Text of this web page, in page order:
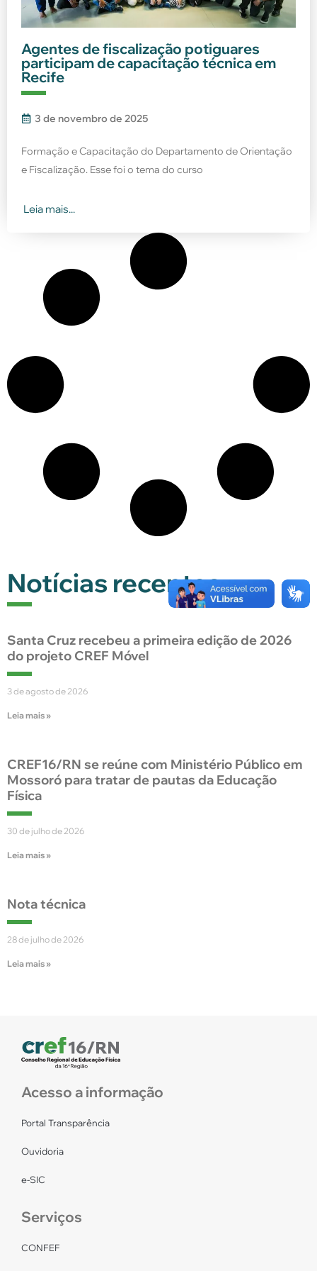
Agentes de fiscalização potiguares
participam de capacitação técnica em
Recife
3 de novembro de 2025
Formação e Capacitação do Departamento de Orientação
e Fiscalização. Esse foi o tema do curso
Leia mais...
Notícias recentes
Santa Cruz recebeu a primeira edição de 2026
do projeto CREF Móvel
3 de agosto de 2026
Leia mais »
CREF16/RN se reúne com Ministério Público em
Mossoró para tratar de pautas da Educação
Física
30 de julho de 2026
Leia mais »
Nota técnica
28 de julho de 2026
Leia mais »
Acesso a informação
Portal Transparência
Ouvidoria
e-SIC
Serviços
CONFEF